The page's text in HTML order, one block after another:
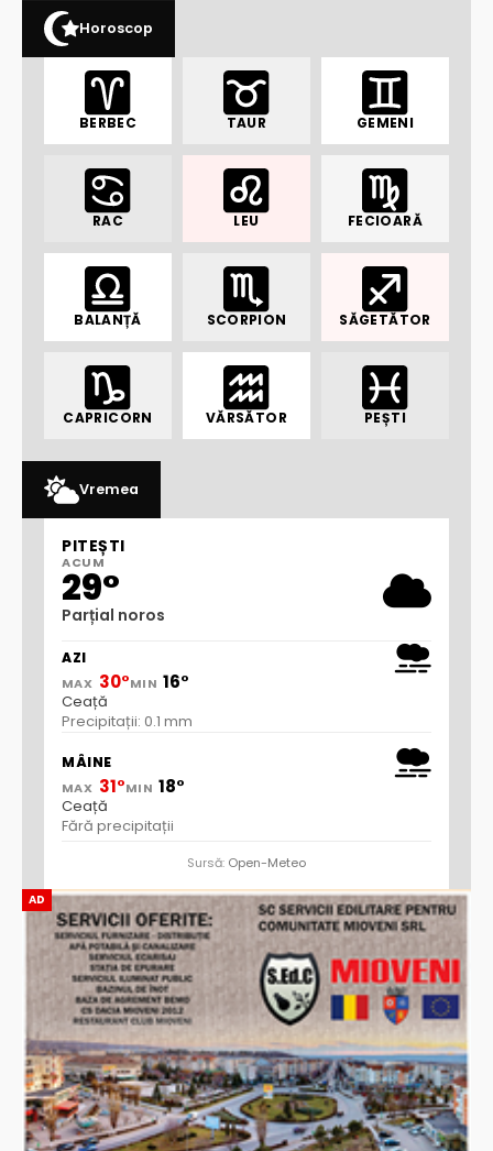
AD
Horoscop
BERBEC TAUR GEMENI
RAC LEU FECIOARĂ
BALANȚĂ SCORPION SĂGETĂTOR
CAPRICORN VĂRSĂTOR PEȘTI
Vremea
PITEȘTI
ACUM
29°
Parțial noros
AZI
MAX 30°MIN 16°
Ceață
Precipitații: 0.1 mm
MÂINE
MAX 31°MIN 18°
Ceață
Fără precipitații
Sursă: Open-Meteo